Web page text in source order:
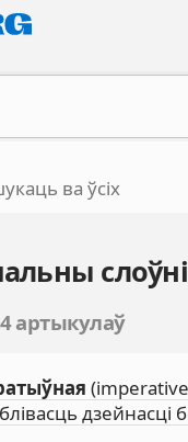
ва ўсіх
артыкулаў